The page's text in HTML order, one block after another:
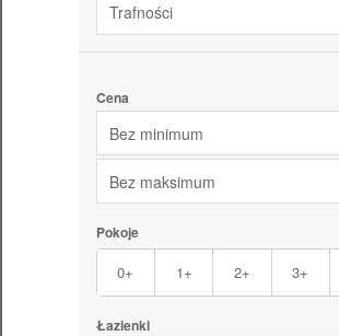
Trafności
Cena
Bez minimum
Bez maksimum
Pokoje
0+ 1+ 2+ 3+
Łazienki